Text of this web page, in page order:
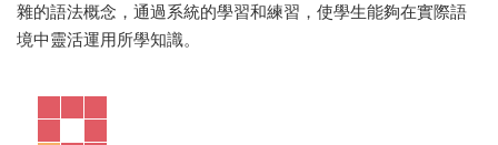
雜的語法概念，通過系統的學習和練習，使學生能夠在實際語
境中靈活運用所學知識。